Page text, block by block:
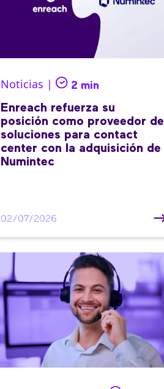
Noticias | 2 min
Enreach refuerza su
posición como proveedor de
soluciones para contact
center con la adquisición de
Numintec
02/07/2026